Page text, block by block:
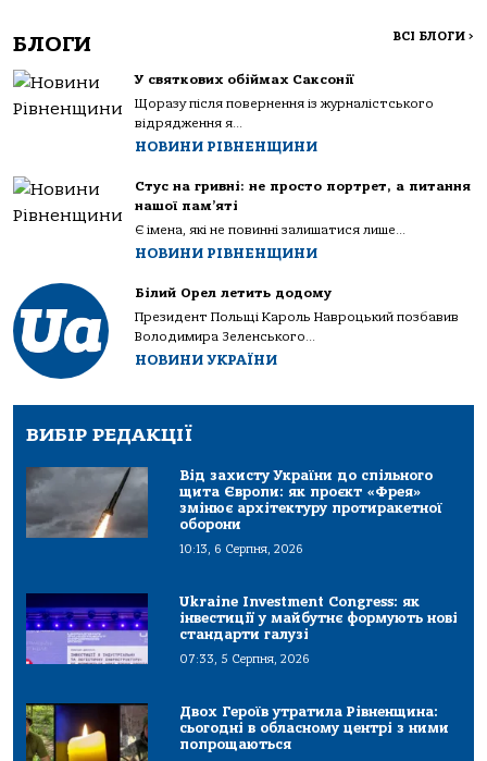
БЛОГИ ВСІ БЛОГИ >
У святкових обіймах Саксонії
Щоразу після повернення із журналістського
відрядження я...
НОВИНИ РІВНЕНЩИНИ
Стус на гривні: не просто портрет, а питання
нашої пам’яті
Є імена, які не повинні залишатися лише...
НОВИНИ РІВНЕНЩИНИ
Білий Орел летить додому
Президент Польщі Кароль Навроцький позбавив
Володимира Зеленського...
НОВИНИ УКРАЇНИ
ВИБІР РЕДАКЦІЇ
Від захисту України до спільного
щита Європи: як проєкт «Фрея»
змінює архітектуру протиракетної
оборони
10:13, 6 Серпня, 2026
Ukraine Investment Congress: як
інвестиції у майбутнє формують нові
стандарти галузі
07:33, 5 Серпня, 2026
Двох Героїв утратила Рівненщина:
сьогодні в обласному центрі з ними
попрощаються